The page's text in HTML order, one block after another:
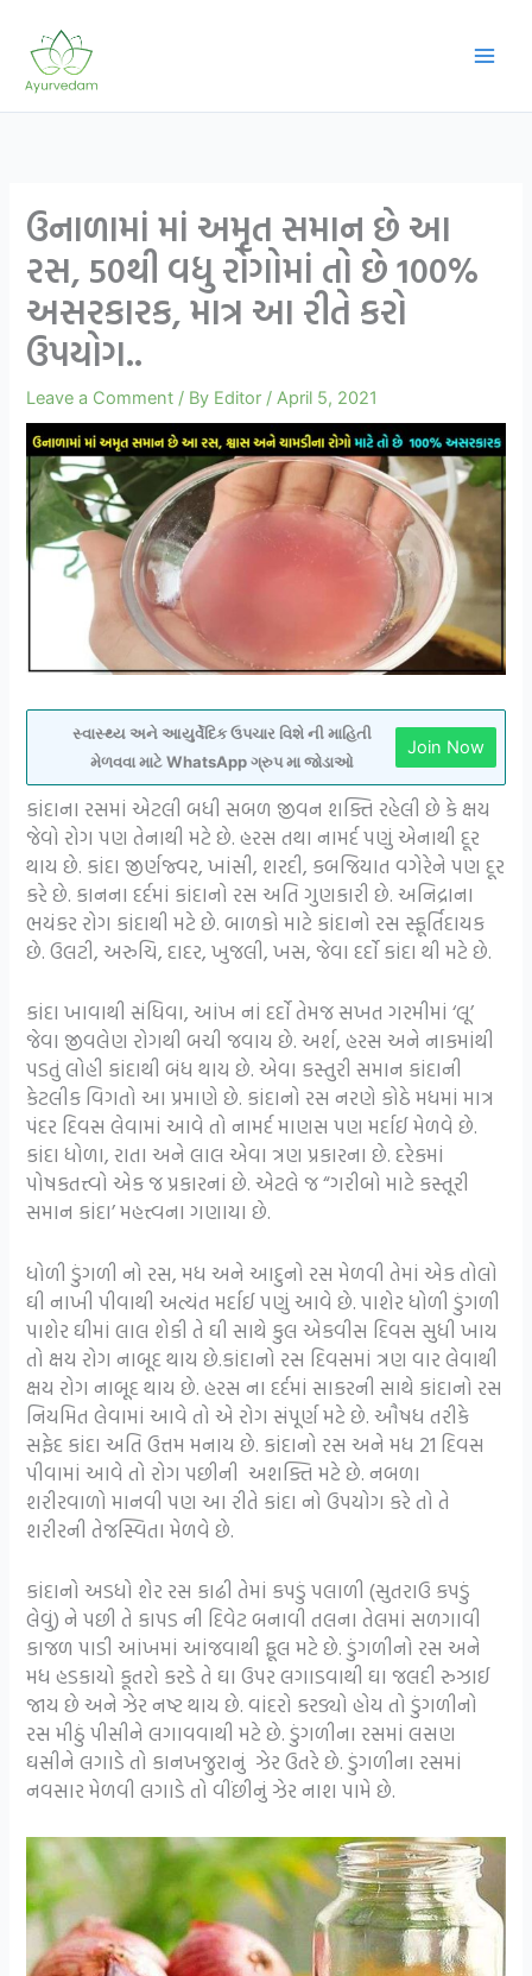
content
ઉનાળામાં માં અમૃત સમાન છે આ
રસ, 50થી વધુ રોગોમાં તો છે 100%
અસરકારક, માત્ર આ રીતે કરો
ઉપયોગ..
Leave a Comment / By Editor /April 5, 2021
સ્વાસ્થ્ય અને આયુર્વેદિક ઉપચાર વિશે ની માહિતી
મેળવવા માટે WhatsApp ગ્રુપ મા જોડાઓ
Join Now
કાંદાના રસમાં એટલી બધી સબળ જીવન શક્તિ રહેલી છે કે ક્ષય
જેવો રોગ પણ તેનાથી મટે છે. હરસ તથા નામર્દ પણું એનાથી દૂર
થાય છે. કાંદા જીર્ણજ્વર, ખાંસી, શરદી, કબજિયાત વગેરેને પણ દૂર
કરે છે. કાનના દર્દમાં કાંદાનો રસ અતિ ગુણકારી છે. અનિદ્રાના
ભયંકર રોગ કાંદાથી મટે છે. બાળકો માટે કાંદાનો રસ સ્ફૂર્તિદાયક
છે. ઉલટી, અરુચિ, દાદર, ખુજલી, ખસ, જેવા દર્દો કાંદા થી મટે છે.
કાંદા ખાવાથી સંધિવા, આંખ નાં દર્દો તેમજ સખત ગરમીમાં ‘લૂ’
જેવા જીવલેણ રોગથી બચી જવાય છે. અર્શ, હરસ અને નાકમાંથી
પડતું લોહી કાંદાથી બંધ થાય છે. એવા કસ્તુરી સમાન કાંદાની
કેટલીક વિગતો આ પ્રમાણે છે. કાંદાનો રસ નરણે કોઠે મધમાં માત્ર
પંદર દિવસ લેવામાં આવે તો નામર્દ માણસ પણ મર્દાઈ મેળવે છે.
કાંદા ધોળા, રાતા અને લાલ એવા ત્રણ પ્રકારના છે. દરેકમાં
પોષકતત્ત્વો એક જ પ્રકારનાં છે. એટલે જ “ગરીબો માટે કસ્તૂરી
સમાન કાંદા’ મહત્ત્વના ગણાયા છે.
ધોળી ડુંગળી નો રસ, મધ અને આદુનો રસ મેળવી તેમાં એક તોલો
ઘી નાખી પીવાથી અત્યંત મર્દાઈ પણું આવે છે. પાશેર ધોળી ડુંગળી
પાશેર ઘીમાં લાલ શેકી તે ઘી સાથે કુલ એકવીસ દિવસ સુધી ખાય
તો ક્ષય રોગ નાબૂદ થાય છે.કાંદાનો રસ દિવસમાં ત્રણ વાર લેવાથી
ક્ષય રોગ નાબૂદ થાય છે. હરસ ના દર્દમાં સાકરની સાથે કાંદાનો રસ
નિયમિત લેવામાં આવે તો એ રોગ સંપૂર્ણ મટે છે. ઔષધ તરીકે
સફેદ કાંદા અતિ ઉત્તમ મનાય છે. કાંદાનો રસ અને મધ 21 દિવસ
પીવામાં આવે તો રોગ પછીની અશક્તિ મટે છે. નબળા
શરીરવાળો માનવી પણ આ રીતે કાંદા નો ઉપયોગ કરે તો તે
શરીરની તેજસ્વિતા મેળવે છે.
કાંદાનો અડધો શેર રસ કાઢી તેમાં કપડું પલાળી (સુતરાઉ કપડું
લેવું) ને પછી તે કાપડ ની દિવેટ બનાવી તલના તેલમાં સળગાવી
કાજળ પાડી આંખમાં આંજવાથી ફૂલ મટે છે. ડુંગળીનો રસ અને
મધ હડકાયો કૂતરો કરડે તે ઘા ઉપર લગાડવાથી ઘા જલદી રુઝાઈ
જાય છે અને ઝેર નષ્ટ થાય છે. વાંદરો કરડ્યો હોય તો ડુંગળીનો
રસ મીઠું પીસીને લગાવવાથી મટે છે. ડુંગળીના રસમાં લસણ
ઘસીને લગાડે તો કાનખજુરાનું ઝેર ઉતરે છે. ડુંગળીના રસમાં
નવસાર મેળવી લગાડે તો વીંછીનું ઝેર નાશ પામે છે.